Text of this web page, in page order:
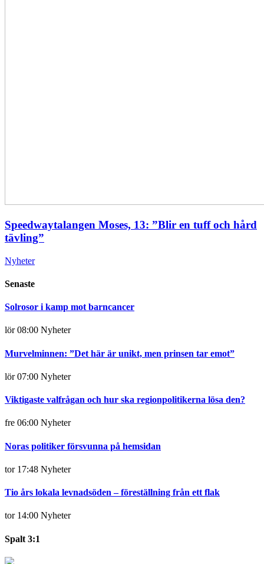
Speedwaytalangen Moses, 13: ”Blir en tuff och hård
tävling”
Nyheter
Senaste
Solrosor i kamp mot barncancer
lör 08:00 Nyheter
Murvelminnen: ”Det här är unikt, men prinsen tar emot”
lör 07:00 Nyheter
Viktigaste valfrågan och hur ska regionpolitikerna lösa den?
fre 06:00 Nyheter
Noras politiker försvunna på hemsidan
tor 17:48 Nyheter
Tio års lokala levnadsöden – föreställning från ett flak
tor 14:00 Nyheter
Spalt 3:1